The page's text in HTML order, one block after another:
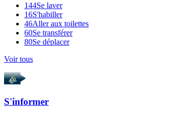
144Se laver
16S'habiller
46Aller aux toilettes
60Se transférer
80Se déplacer
Voir tous
S'informer